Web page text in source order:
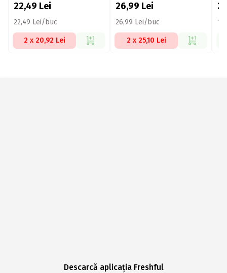
22,49 Lei
22,49 Lei/buc
2 x 20,92 Lei
26,99 Lei
26,99 Lei/buc
2 x 25,10 Lei
Descarcă aplicația Freshful